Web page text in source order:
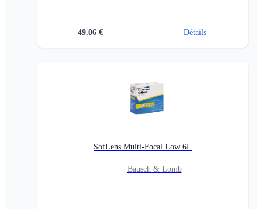
49.06 € Détails
SofLens Multi-Focal Low 6L
Bausch & Lomb